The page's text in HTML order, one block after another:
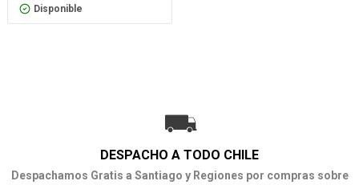
Disponible
DESPACHO A TODO CHILE
Despachamos Gratis a Santiago y Regiones por compras sobre